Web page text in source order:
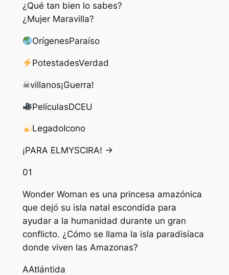
¿Qué tan bien lo sabes?
¿Mujer Maravilla?
OrígenesParaíso
PotestadesVerdad
☠villanos¡Guerra!
PelículasDCEU
LegadoIcono
¡PARA ELMYSCIRA! →
01
Wonder Woman es una princesa amazónica
que dejó su isla natal escondida para
ayudar a la humanidad durante un gran
conflicto. ¿Cómo se llama la isla paradisíaca
donde viven las Amazonas?
AAtlántida